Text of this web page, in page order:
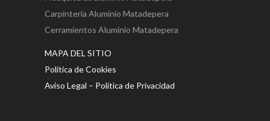
Carpinteria Aluminio Matadepera
Cerramientos Aluminio Matadepera
MAPA DEL SITIO
Política de Cookies
Aviso Legal – Política de Privacidad